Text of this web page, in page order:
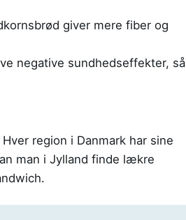
giver mere fiber og
negative sundhedseffekter, så
region i Danmark har sine
man i Jylland finde lækre